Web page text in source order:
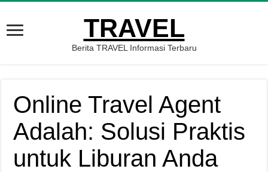
TRAVEL
Berita TRAVEL Informasi Terbaru
Online Travel Agent
Adalah: Solusi Praktis
untuk Liburan Anda